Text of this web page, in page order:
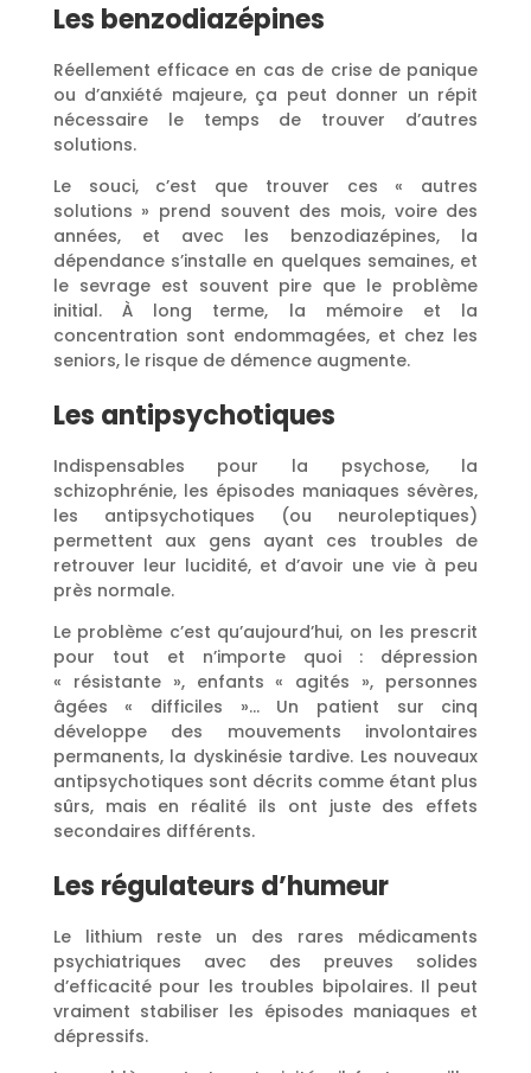
Les benzodiazépines
Réellement efficace en cas de crise de panique
ou d’anxiété majeure, ça peut donner un répit
nécessaire le temps de trouver d’autres
solutions.
Le souci, c’est que trouver ces « autres
solutions » prend souvent des mois, voire des
années, et avec les benzodiazépines, la
dépendance s’installe en quelques semaines, et
le sevrage est souvent pire que le problème
initial. À long terme, la mémoire et la
concentration sont endommagées, et chez les
seniors, le risque de démence augmente.
Les antipsychotiques
Indispensables pour la psychose, la
schizophrénie, les épisodes maniaques sévères,
les antipsychotiques (ou neuroleptiques)
permettent aux gens ayant ces troubles de
retrouver leur lucidité, et d’avoir une vie à peu
près normale.
Le problème c’est qu’aujourd’hui, on les prescrit
pour tout et n’importe quoi : dépression
« résistante », enfants « agités », personnes
âgées « difficiles »… Un patient sur cinq
développe des mouvements involontaires
permanents, la dyskinésie tardive. Les nouveaux
antipsychotiques sont décrits comme étant plus
sûrs, mais en réalité ils ont juste des effets
secondaires différents.
Les régulateurs d’humeur
Le lithium reste un des rares médicaments
psychiatriques avec des preuves solides
d’efficacité pour les troubles bipolaires. Il peut
vraiment stabiliser les épisodes maniaques et
dépressifs.